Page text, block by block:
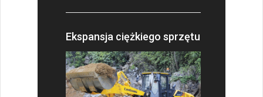
Ekspansja ciężkiego sprzętu